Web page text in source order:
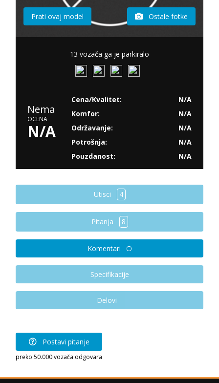
Prati ovaj model Ostale fotke
13 vozača ga je parkiralo
Nema
OCENA
N/A
Cena/Kvalitet:
N/A
Komfor:
N/A
Održavanje:
N/A
Potrošnja:
N/A
Pouzdanost:
N/A
Utisci 4
Pitanja 8
Komentari
Specifikacije
Delovi
Postavi pitanje
preko 50.000 vozača odgovara